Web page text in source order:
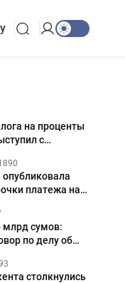
на проценты
с
платежа на
млрд сумов:
по делу об
столкнулись